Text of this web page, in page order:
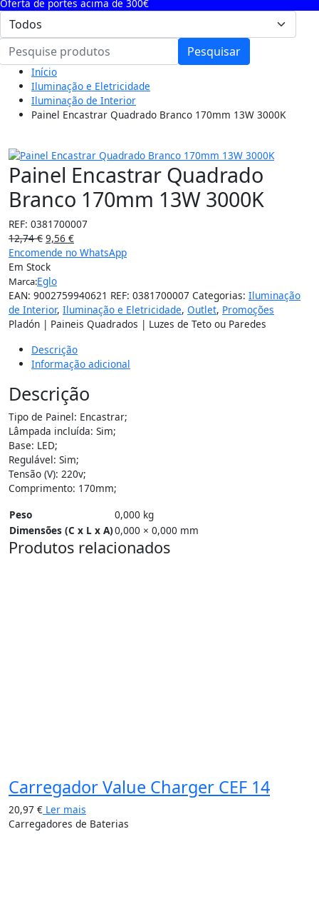
Oferta de portes acima de 300€
Pesquisar
Início
Iluminação e Eletricidade
Iluminação de Interior
Painel Encastrar Quadrado Branco 170mm 13W 3000K
Painel Encastrar Quadrado
Branco 170mm 13W 3000K
REF: 0381700007
12,74€ 9,56 €
Encomende no WhatsApp
Em Stock
Marca:Eglo
EAN: 9002759940621 REF: 0381700007 Categorias: Iluminação
de Interior, Iluminação e Eletricidade, Outlet, Promoções
Pladón | Paineis Quadrados | Luzes de Teto ou Paredes
Descrição
Informação adicional
Descrição
Tipo de Painel: Encastrar;
Lâmpada incluída: Sim;
Base: LED;
Regulável: Sim;
Tensão (V): 220v;
Comprimento: 170mm;
Peso
0,000 kg
Dimensões (C x L x A)0,000 × 0,000 mm
Produtos relacionados
Carregador Value Charger CEF 14
20,97 € Ler mais
Carregadores de Baterias